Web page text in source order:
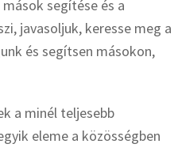
segítése és a
javasoljuk, keresse meg a
és segítsen másokon,
a minél teljesebb
eleme a közösségben